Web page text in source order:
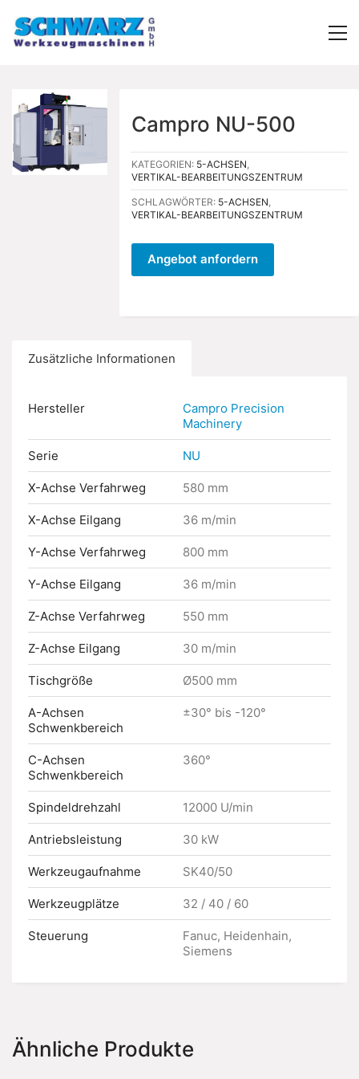
Campro NU-500
KATEGORIEN: 5-ACHSEN,
VERTIKAL-BEARBEITUNGSZENTRUM
SCHLAGWÖRTER: 5-ACHSEN,
VERTIKAL-BEARBEITUNGSZENTRUM
Angebot anfordern
Zusätzliche Informationen
Hersteller
Campro Precision
Machinery
Serie NU
X-Achse Verfahrweg 580 mm
X-Achse Eilgang 36 m/min
Y-Achse Verfahrweg 800 mm
Y-Achse Eilgang 36 m/min
Z-Achse Verfahrweg 550 mm
Z-Achse Eilgang 30 m/min
Tischgröße Ø500 mm
A-Achsen
Schwenkbereich
±30° bis -120°
C-Achsen
Schwenkbereich
360°
Spindeldrehzahl 12000 U/min
Antriebsleistung 30 kW
Werkzeugaufnahme SK40/50
Werkzeugplätze 32 / 40 / 60
Steuerung
Fanuc, Heidenhain,
Siemens
Ähnliche Produkte